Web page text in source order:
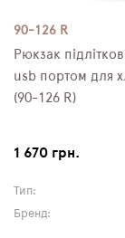
90-126 R
Рюкзак
usb портом для
(90-126 R)
1 670 грн.
Тип:
Бренд: